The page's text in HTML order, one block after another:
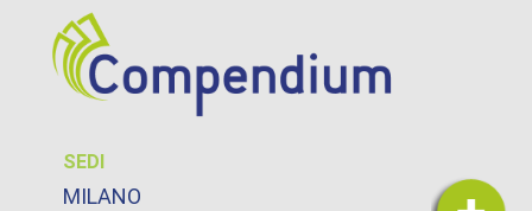
SEDI
MILANO